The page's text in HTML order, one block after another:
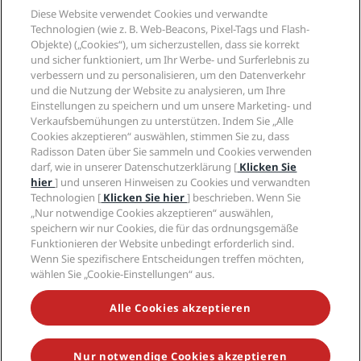
Neue und aufstrebende Hotels
Radisson Hotels APP
„Sports Approved“-Hotels
Familienfreundliche Hotels
Gesundheit & Sicherheit
Radisson Hotel Group
Medien
Karriere RHG
Karriere PPHE
Karrieren EHL
The Club by RHG
Entwicklungsmöglichkeiten
Responsible Business – Unser Engagement
Einkauf
Rechtliches
Privacy Centre
Rechtliche Hinweise
Radisson Rewards Geschäftsbedingungen
Website-Nutzungsvereinbarung
Digitale Barrierefreiheit
Moderne Sklaverei – Erklärung
Hilfe
Verbrauchermeldungen
Kontakt
FAQ
Inhaltsübersicht
Soziale Medien
Marken von Radisson Hotels
VERPASSEN SIE NIEMALS UNSERE BELIEBTESTEN
ANGEBOTE
Diese Website verwendet Cookies und verwandte
Technologien (wie z. B. Web-Beacons, Pixel-Tags und Flash-
Objekte) („Cookies“), um sicherzustellen, dass sie korrekt
und sicher funktioniert, um Ihr Werbe- und Surferlebnis zu
verbessern und zu personalisieren, um den Datenverkehr
und die Nutzung der Website zu analysieren, um Ihre
Einstellungen zu speichern und um unsere Marketing- und
Verkaufsbemühungen zu unterstützen. Indem Sie „Alle
Cookies akzeptieren“ auswählen, stimmen Sie zu, dass
Radisson Daten über Sie sammeln und Cookies verwenden
darf, wie in unserer Datenschutzerklärung [ Klicken Sie
hier] und unseren Hinweisen zu Cookies und verwandten
Technologien [ Klicken Sie hier] beschrieben. Wenn Sie
„Nur notwendige Cookies akzeptieren“ auswählen,
speichern wir nur Cookies, die für das ordnungsgemäße
Funktionieren der Website unbedingt erforderlich sind.
Wenn Sie spezifischere Entscheidungen treffen möchten,
wählen Sie „Cookie-Einstellungen“ aus.
Alle Cookies akzeptieren
Nur notwendige Cookies akzeptieren